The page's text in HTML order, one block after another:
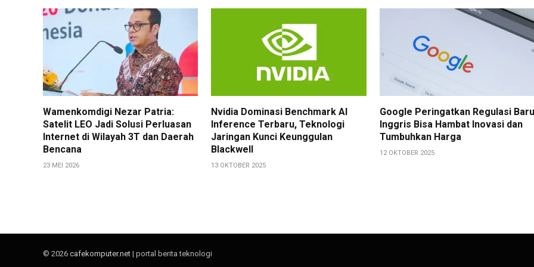
Wamenkomdigi Nezar Patria:
Satelit LEO Jadi Solusi Perluasan
Internet di Wilayah 3T dan Daerah
Bencana
23 MEI 2026
Nvidia Dominasi Benchmark AI
Inference Terbaru, Teknologi
Jaringan Kunci Keunggulan
Blackwell
13 OKTOBER 2025
Google Peringatkan Regulasi Baru
Inggris Bisa Hambat Inovasi dan
Tumbuhkan Harga
12 OKTOBER 2025
© 2026 cafekomputer.net | portal berita teknologi